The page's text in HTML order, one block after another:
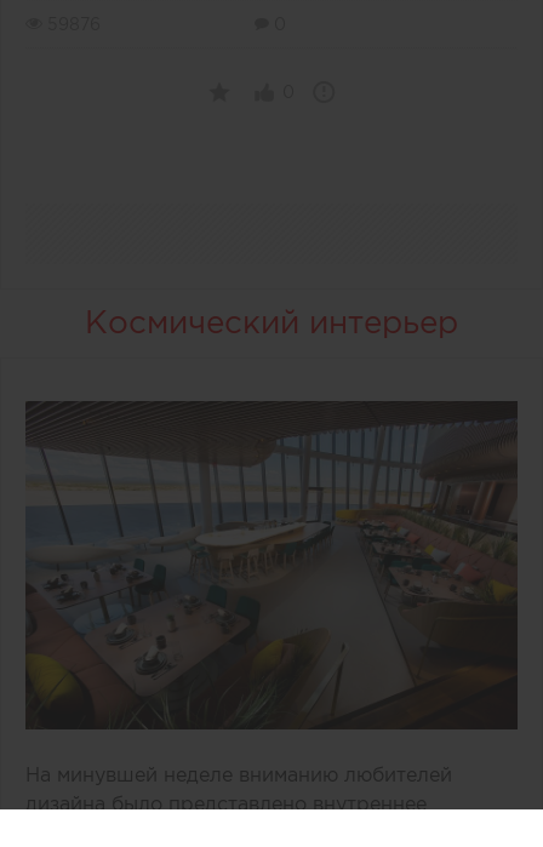
Космический интерьер
На минувшей неделе вниманию любителей
дизайна было представлено внутреннее